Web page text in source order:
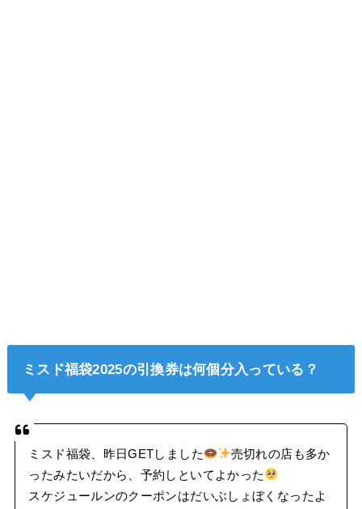
ミスド福袋2025の引換券は何個分入っている？
ミスド福袋、昨日GETしました
売切れの店も多か
ったみたいだから、予約しといてよかった
スケジュールンのクーポンはだいぶしょぼくなったよ